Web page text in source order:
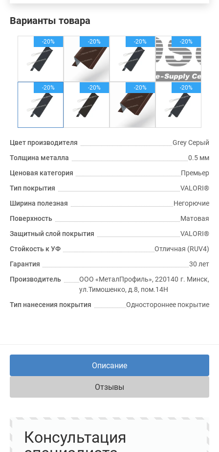
Варианты товара
-20% -20% -20% -20%
-20% -20% -20% -20%
Цвет производителя
Grey Серый
Толщина металла
0.5 мм
Ценовая категория
Премьер
Тип покрытия
VALORI®
Ширина полезная
Негорючие
Поверхность
Матовая
Защитный слой покрытия
VALORI®
Стойкость к УФ
Отличная (RUV4)
Гарантия
30 лет
Производитель
ООО «МеталПрофиль», 220140 г. Минск,
ул.Тимошенко, д.8, пом.14Н
Тип нанесения покрытия
Одностороннее покрытие
Описание
Отзывы
Консультация